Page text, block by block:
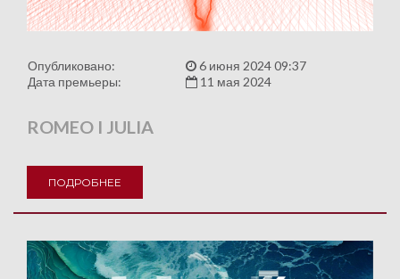
Опубликовано:
6 июня 2024 09:37
Дата премьеры:
11 мая 2024
ROMEO I JULIA
ПОДРОБНЕЕ